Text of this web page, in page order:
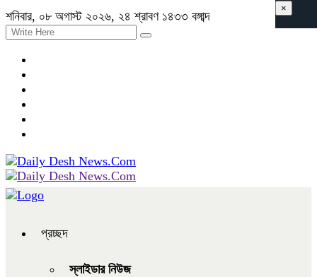
শনিবার, ০৮ অগাস্ট ২০২৬, ২৪ শ্রাবণ ১৪৩৩ বঙ্গাব্দ
প্রচ্ছদ
স্লাইডার নিউজ
×